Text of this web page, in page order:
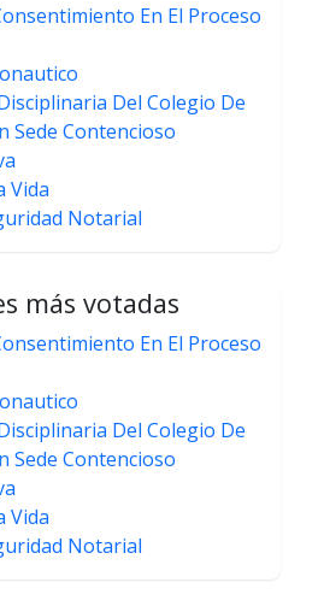
En El Proceso
Del Colegio De
Sede Contencioso
Vida
Notarial
más votadas
En El Proceso
Del Colegio De
Sede Contencioso
Vida
Notarial